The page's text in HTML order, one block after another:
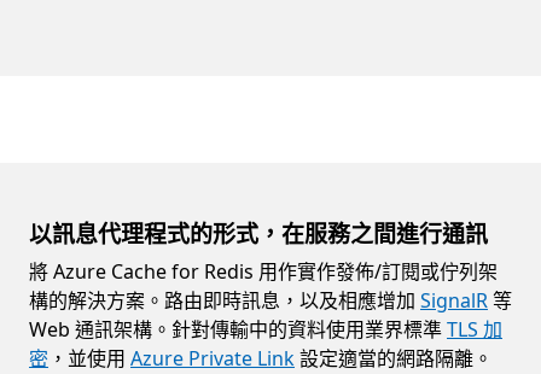
以訊息代理程式的形式，在服務之間進行通訊
將 Azure Cache for Redis 用作實作發佈/訂閱或佇列架
構的解決方案。路由即時訊息，以及相應增加 SignalR等
Web 通訊架構。針對傳輸中的資料使用業界標準TLS 加
密 ，並使用 Azure Private Link設定適當的網路隔離。